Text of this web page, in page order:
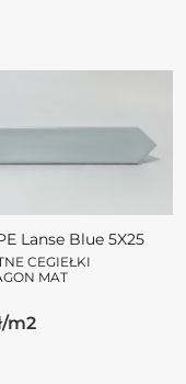
Lanse Blue 5X25
CEGIEŁKI
MAT
m2